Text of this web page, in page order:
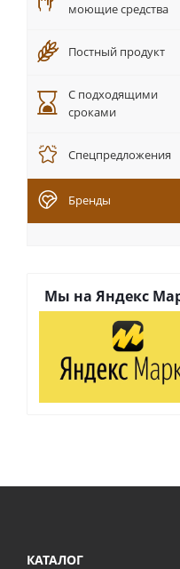
моющие средства
Постный продукт
С подходящими
сроками
Спецпредложения
Бренды
Мы на Яндекс
КАТАЛОГ